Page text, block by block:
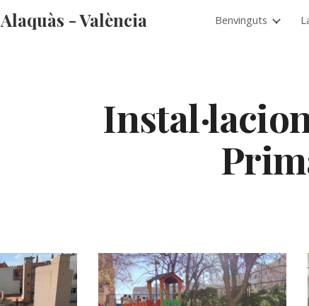
Skip to main content
Alaquàs - València Benvinguts